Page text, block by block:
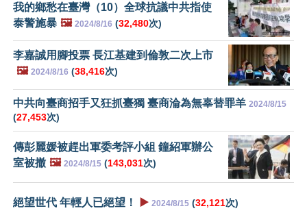
我的鄉愁在臺灣（10）全球抗議中共指使
泰警施暴 🖼️ 2024/8/16 (32,480次)
李嘉誠用腳投票 長江基建到倫敦二次上市
🖼️ 2024/8/16 (38,416次)
中共向臺商招手又狂抓臺獨 臺商淪為無辜替罪羊 2024/8/15
(27,453次)
傳彭麗媛被趕出軍委考評小組 鐘紹軍辦公
室被撤 🖼️ 2024/8/15 (143,031次)
絕望世代 年輕人已絕望！ ▶️ 2024/8/15 (32,121次)